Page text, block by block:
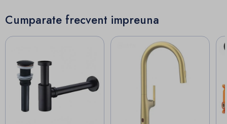
Cumparate frecvent impreuna